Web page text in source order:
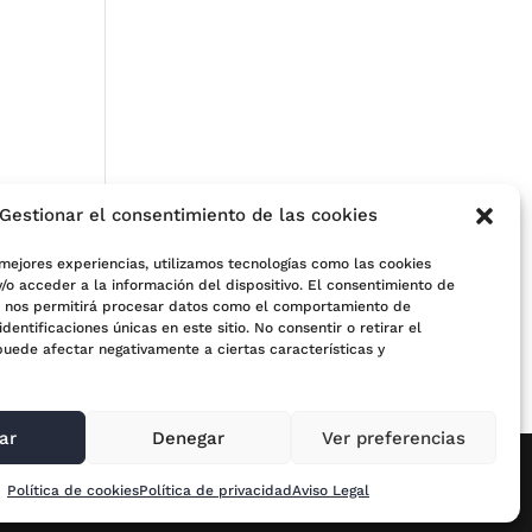
Gestionar el consentimiento de las cookies
experiencias, utilizamos tecnologías como las cookies
o acceder a la información del dispositivo. El consentimiento de
nos permitirá procesar datos como el comportamiento de
únicas en este sitio. No consentir o retirar el
afectar negativamente a ciertas características y
Denegar Ver preferencias
Política de cookiesPolítica de privacidadAviso Legal